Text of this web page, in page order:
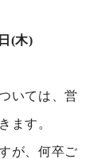
(木)
いては、営
ます。
が、何卒ご